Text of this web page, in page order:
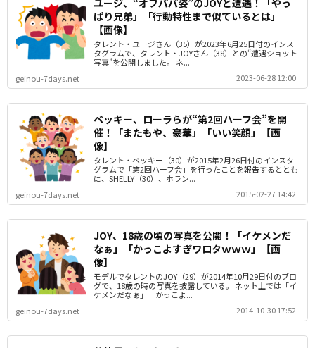
ぱり兄弟」「行動特性まで似ているとは」
【画像】
タレント・ユージさん（35）が2023年6月25日付のインス
タグラムで、タレント・JOYさん（38）との“遭遇ショット
写真”を公開しました。 ネ...
geinou-7days.net
2023-06-28 12:00
ベッキー、ローラらが“第2回ハーフ会”を開
催！「またもや、豪華」「いい笑顔」【画
像】
タレント・ベッキー（30）が2015年2月26日付のインスタ
グラムで「第2回ハーフ会」を行ったことを報告するととも
に、SHELLY（30）、ホラン...
geinou-7days.net
2015-02-27 14:42
JOY、18歳の頃の写真を公開！「イケメンだ
なぁ」「かっこよすぎワロタｗｗｗ」【画
像】
モデルでタレントのJOY（29）が2014年10月29日付のブロ
グで、18歳の時の写真を披露している。 ネット上では「イ
ケメンだなぁ」「かっこよ...
geinou-7days.net
2014-10-30 17:52